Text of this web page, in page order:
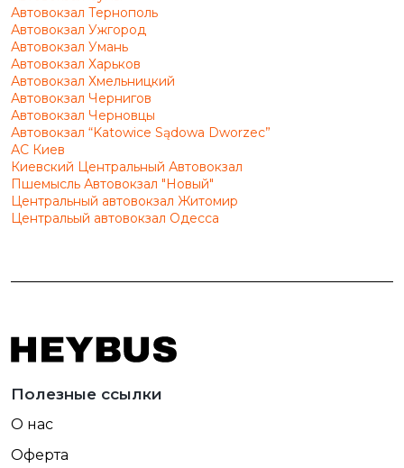
Автовокзал Тернополь
Автовокзал Ужгород
Автовокзал Умань
Автовокзал Харьков
Автовокзал Хмельницкий
Автовокзал Чернигов
Автовокзал Черновцы
Автовокзал “Katowice Sądowa Dworzec”
АС Киев
Киевский Центральный Автовокзал
Пшемысль Автовокзал "Новый"
Центральный автовокзал Житомир
Центральый автовокзал Одесса
Полезные ссылки
О нас
Оферта